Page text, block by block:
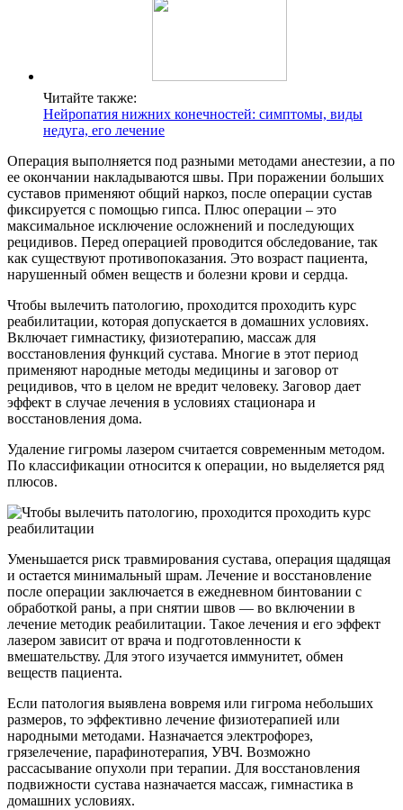
Читайте также:
Нейропатия нижних конечностей: симптомы, виды
недуга, его лечение
Операция выполняется под разными методами анестезии, а по
ее окончании накладываются швы. При поражении больших
суставов применяют общий наркоз, после операции сустав
фиксируется с помощью гипса. Плюс операции – это
максимальное исключение осложнений и последующих
рецидивов. Перед операцией проводится обследование, так
как существуют противопоказания. Это возраст пациента,
нарушенный обмен веществ и болезни крови и сердца.
Чтобы вылечить патологию, проходится проходить курс
реабилитации, которая допускается в домашних условиях.
Включает гимнастику, физиотерапию, массаж для
восстановления функций сустава. Многие в этот период
применяют народные методы медицины и заговор от
рецидивов, что в целом не вредит человеку. Заговор дает
эффект в случае лечения в условиях стационара и
восстановления дома.
Удаление гигромы лазером считается современным методом.
По классификации относится к операции, но выделяется ряд
плюсов.
Уменьшается риск травмирования сустава, операция щадящая
и остается минимальный шрам. Лечение и восстановление
после операции заключается в ежедневном бинтовании с
обработкой раны, а при снятии швов — во включении в
лечение методик реабилитации. Такое лечения и его эффект
лазером зависит от врача и подготовленности к
вмешательству. Для этого изучается иммунитет, обмен
веществ пациента.
Если патология выявлена вовремя или гигрома небольших
размеров, то эффективно лечение физиотерапией или
народными методами. Назначается электрофорез,
грязелечение, парафинотерапия, УВЧ. Возможно
рассасывание опухоли при терапии. Для восстановления
подвижности сустава назначается массаж, гимнастика в
домашних условиях.